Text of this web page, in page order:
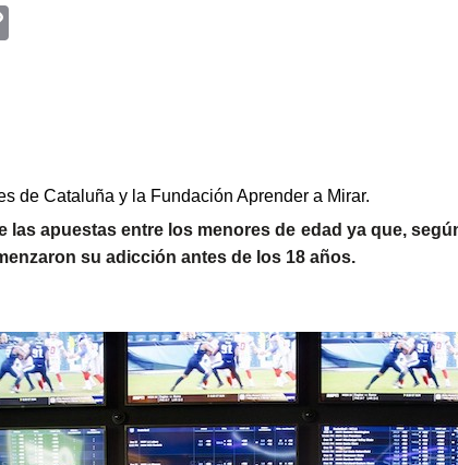
de Cataluña y la Fundación Aprender a Mirar.
las apuestas entre los menores de edad ya que,
su adicción antes de los 18 años.